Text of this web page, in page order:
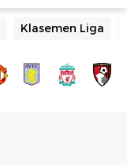
Klasemen Liga